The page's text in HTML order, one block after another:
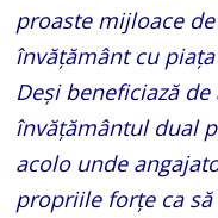
proaste mijloace
învățământ cu
Deși beneficiază
învățământul dual
acolo unde
propriile forțe ca